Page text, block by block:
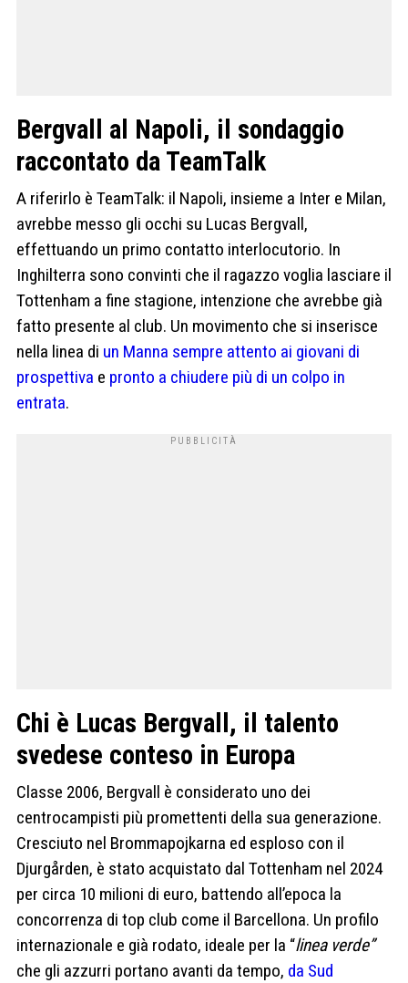
Bergvall al Napoli, il sondaggio
raccontato da TeamTalk
A riferirlo è TeamTalk: il Napoli, insieme a Inter e Milan,
avrebbe messo gli occhi su Lucas Bergvall,
effettuando un primo contatto interlocutorio. In
Inghilterra sono convinti che il ragazzo voglia lasciare il
Tottenham a fine stagione, intenzione che avrebbe già
fatto presente al club. Un movimento che si inserisce
nella linea di un Manna sempre attento ai giovani di
prospettiva e pronto a chiudere più di un colpo in
entrata.
Chi è Lucas Bergvall, il talento
svedese conteso in Europa
Classe 2006, Bergvall è considerato uno dei
centrocampisti più promettenti della sua generazione.
Cresciuto nel Brommapojkarna ed esploso con il
Djurgården, è stato acquistato dal Tottenham nel 2024
per circa 10 milioni di euro, battendo all’epoca la
concorrenza di top club come il Barcellona. Un profilo
internazionale e già rodato, ideale per la “linea verde”
che gli azzurri portano avanti da tempo, da Sud